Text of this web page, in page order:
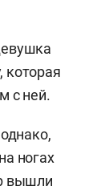
которая
с ней.
ногах
вышли